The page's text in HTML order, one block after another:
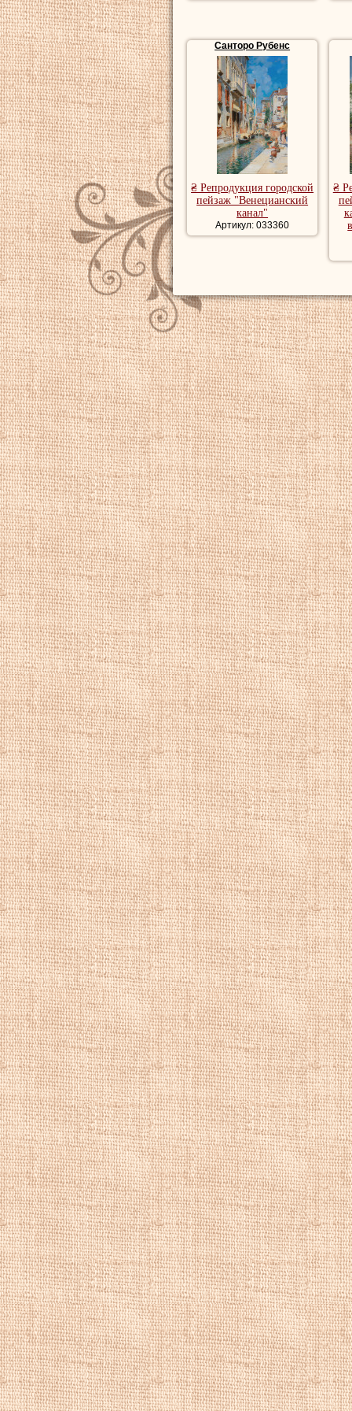
Санторо Рубенс
₴ Репродукция городской
пейзаж "Венецианский
канал"
Артикул: 033360
₴